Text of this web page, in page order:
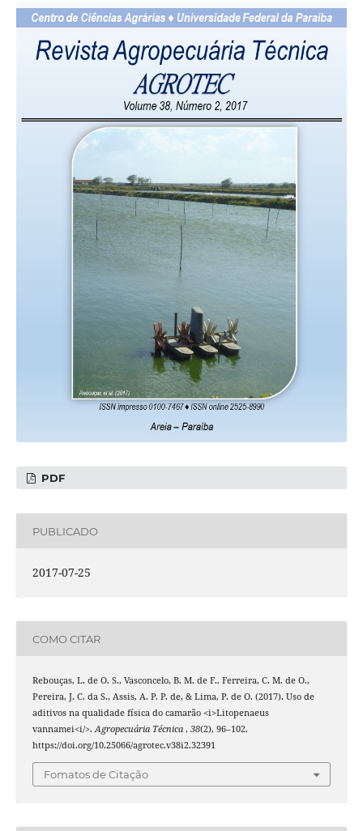
PDF
PUBLICADO
2017-07-25
COMO CITAR
Rebouças, L. de O. S., Vasconcelo, B. M. de F., Ferreira, C. M. de O.,
Pereira, J. C. da S., Assis, A. P. P. de, & Lima, P. de O. (2017). Uso de
aditivos na qualidade física do camarão <i>Litopenaeus
vannamei<i/>.Agropecuária Técnica , 38(2), 96–102.
https://doi.org/10.25066/agrotec.v38i2.32391
Fomatos de Citação